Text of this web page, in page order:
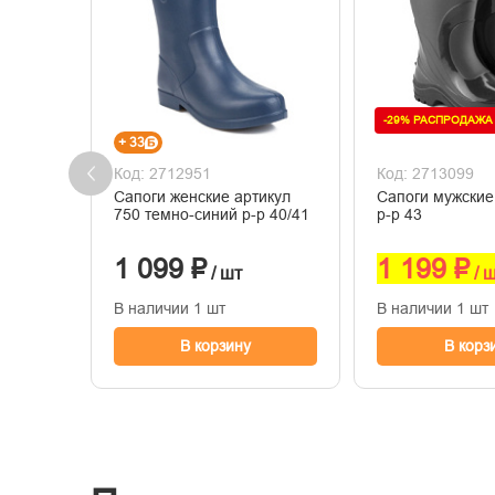
+ 33
Код: 2712951
Сапоги женские артикул
750 темно-синий р-р 40/41
1 099 ₽ / шт
В наличии 1 шт
В корзину
-29% РАСПРОДАЖА
Код: 2713099
Сапоги мужские оливковый
р-р 43
1 199 ₽ /
В наличии 1 шт
В